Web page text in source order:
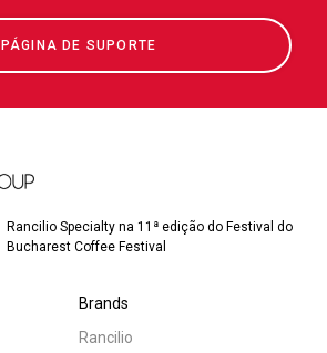
PÁGINA DE SUPORTE
Rancilio Specialty na 11ª edição do Festival do
Bucharest Coffee Festival
Brands
Rancilio